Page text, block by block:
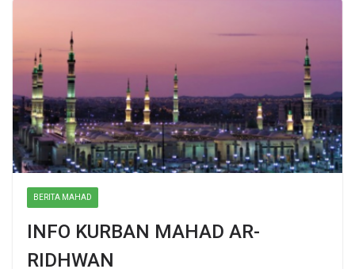
BERITA MAHAD
INFO KURBAN MAHAD AR-
RIDHWAN